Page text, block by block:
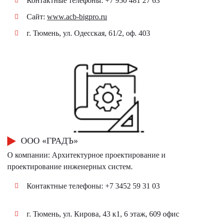
Сайт: www.acb-bigpro.ru
г. Тюмень, ул. Одесская, 61/2, оф. 403
ООО «ГРАДЪ»
О компании: Архитектурное проектирование и
проектирование инженерных систем.
Контактные телефоны: +7 3452 59 31 03
г. Тюмень, ул. Кирова, 43 к1​, 6 этаж, 609 офис